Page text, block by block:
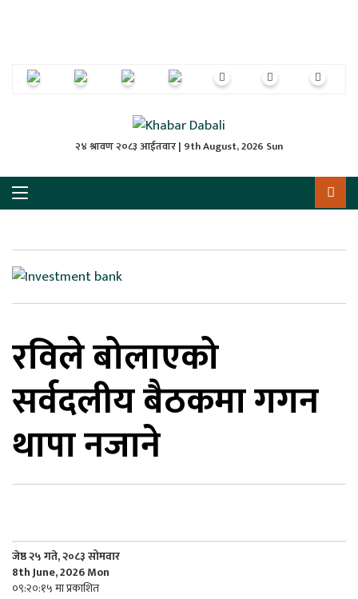
२४ श्रावण २०८३ आईतवार | 9th August, 2026 Sun
रविले बोलाएको
सर्वदलीय बैठकमा गगन
थापा नजाने
जेष्ठ २५ गते, २०८३ सोमवार
8th June, 2026 Mon
०९:२०:१५ मा प्रकाशित